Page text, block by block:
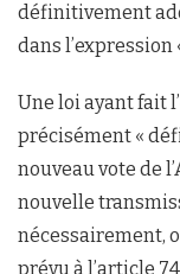
définitivement
dans
Une loi ayant fait
précisément «
nouveau vote de
nouvelle
nécessairement,
prévu à l’article